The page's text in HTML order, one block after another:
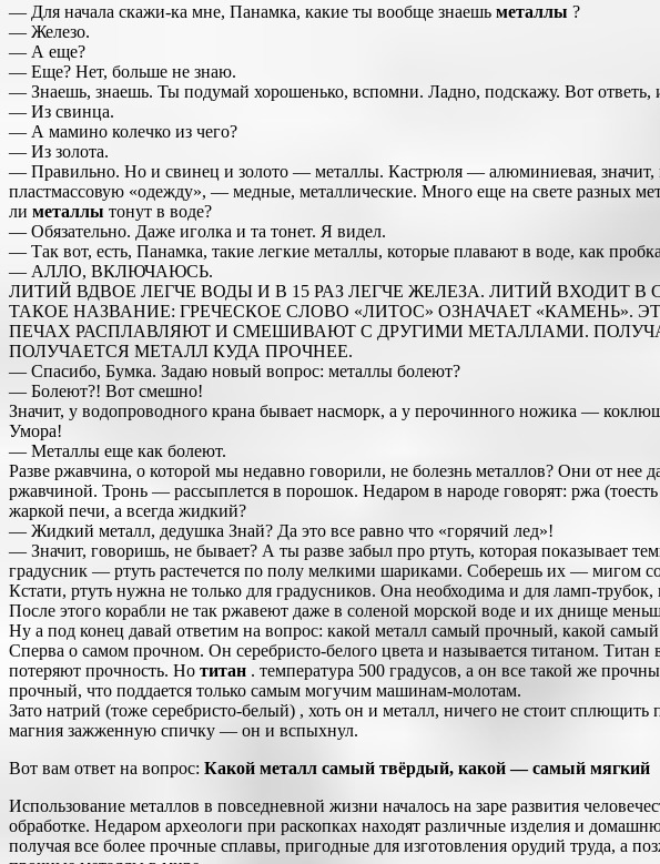
— Для начала скажи-ка мне, Панамка, какие ты вообще знаешь металлы ?
— Железо.
— А еще?
— Еще? Нет, больше не знаю.
— Знаешь, знаешь. Ты подумай хорошенько, вспомни. Ладно, подскажу. Вот ответь,
— Из свинца.
— А мамино колечко из чего?
— Из золота.
— Правильно. Но и свинец и золото — металлы. Кастрюля — алюминиевая, значит,
пластмассовую «одежду», — медные, металлические. Много еще на свете разных
ли металлы тонут в воде?
— Обязательно. Даже иголка и та тонет. Я видел.
— Так вот, есть, Панамка, такие легкие металлы, которые плавают в воде, как
— АЛЛО, ВКЛЮЧАЮСЬ.
ЛИТИЙ ВДВОЕ ЛЕГЧЕ ВОДЫ И В 15 РАЗ ЛЕГЧЕ ЖЕЛЕЗА. ЛИТИЙ
ТАКОЕ НАЗВАНИЕ: ГРЕЧЕСКОЕ СЛОВО «ЛИТОС» ОЗНАЧАЕТ «КАМЕНЬ».
ПЕЧАХ РАСПЛАВЛЯЮТ И СМЕШИВАЮТ С ДРУГИМИ МЕТАЛЛАМИ.
ПОЛУЧАЕТСЯ МЕТАЛЛ КУДА ПРОЧНЕЕ.
— Спасибо, Бумка. Задаю новый вопрос: металлы болеют?
— Болеют?! Вот смешно!
Значит, у водопроводного крана бывает насморк, а у перочинного ножика —
Умора!
— Металлы еще как болеют.
Разве ржавчина, о которой мы недавно говорили, не болезнь металлов? Они от
ржавчиной. Тронь — рассыплется в порошок. Недаром в народе говорят: ржа
жаркой печи, а всегда жидкий?
— Жидкий металл, дедушка Знай? Да это все равно что «горячий лед»!
— Значит, говоришь, не бывает? А ты разве забыл про ртуть, которая показывает
градусник — ртуть растечется по полу мелкими шариками. Соберешь их — мигом
Кстати, ртуть нужна не только для градусников. Она необходима и для ламп-
После этого корабли не так ржавеют даже в соленой морской воде и их днище
Ну а под конец давай ответим на вопрос: какой металл самый прочный, какой
Сперва о самом прочном. Он серебристо-белого цвета и называется титаном.
потеряют прочность. Но титан . температура 500 градусов, а он все такой же
прочный, что поддается только самым могучим машинам-молотам.
Зато натрий (тоже серебристо-белый) , хоть он и металл, ничего не стоит
магния зажженную спичку — он и вспыхнул.
Вот вам ответ на вопрос: Какой металл самый твёрдый, какой — самый мягкий
Использование металлов в повседневной жизни началось на заре развития
обработке. Недаром археологи при раскопках находят различные изделия и
получая все более прочные сплавы, пригодные для изготовления орудий труда,